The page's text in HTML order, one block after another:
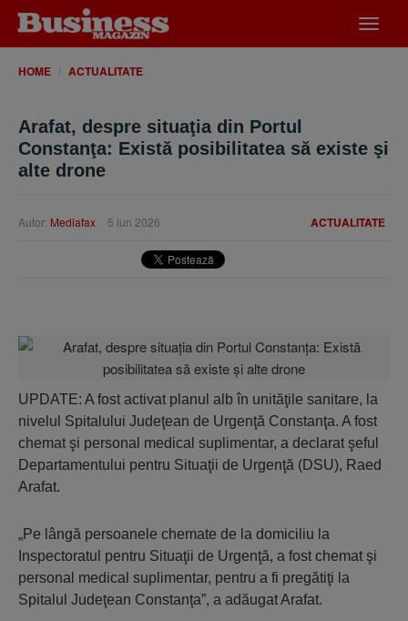
meniu
HOME ACTUALITATE
Arafat, despre situaţia din Portul
Constanţa: Există posibilitatea să existe şi
alte drone
ACTUALITATE
Autor: Mediafax 5 iun 2026
UPDATE: A fost activat planul alb în unităţile sanitare, la
nivelul Spitalului Judeţean de Urgenţă Constanţa. A fost
chemat şi personal medical suplimentar, a declarat şeful
Departamentului pentru Situaţii de Urgenţă (DSU), Raed
Arafat.
„Pe lângă persoanele chemate de la domiciliu la
Inspectoratul pentru Situaţii de Urgenţă, a fost chemat şi
personal medical suplimentar, pentru a fi pregătiţi la
Spitalul Judeţean Constanţa”, a adăugat Arafat.